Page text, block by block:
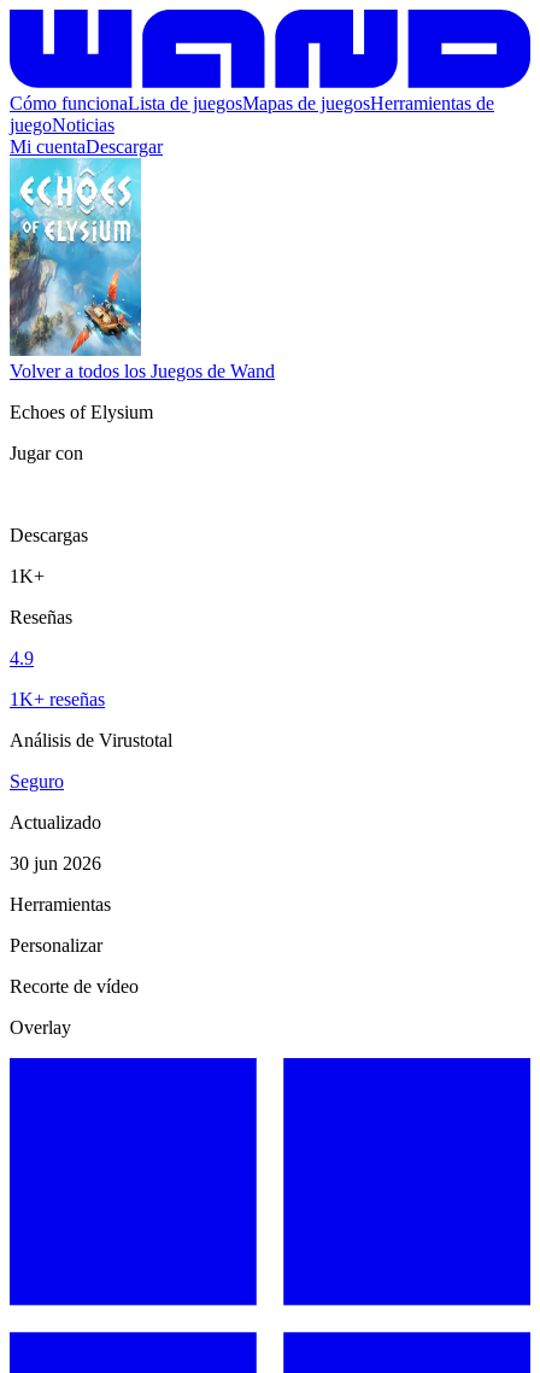
Cómo funcionaLista de juegosMapas de juegosHerramientas de
juegoNoticias
Mi cuentaDescargar
Volver a todos los Juegos de Wand
Echoes of Elysium
Jugar con
Descargas
1K+
Reseñas
4.9
1K+ reseñas
Análisis de Virustotal
Seguro
Actualizado
30 jun 2026
Herramientas
Personalizar
Recorte de vídeo
Overlay